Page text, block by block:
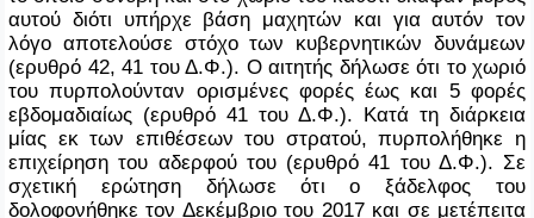
αυτού διότι υπήρχε βάση μαχητών και για αυτόν τον
λόγο αποτελούσε στόχο των κυβερνητικών δυνάμεων
(ερυθρό 42, 41 του Δ.Φ.). Ο αιτητής δήλωσε ότι το χωριό
του πυρπολούνταν ορισμένες φορές έως και 5 φορές
εβδομαδιαίως (ερυθρό 41 του Δ.Φ.). Κατά τη διάρκεια
μίας εκ των επιθέσεων του στρατού, πυρπολήθηκε η
επιχείρηση του αδερφού του (ερυθρό 41 του Δ.Φ.). Σε
σχετική ερώτηση δήλωσε ότι ο ξάδελφος του
δολοφονήθηκε τον Δεκέμβριο του 2017 και σε μετέπειτα